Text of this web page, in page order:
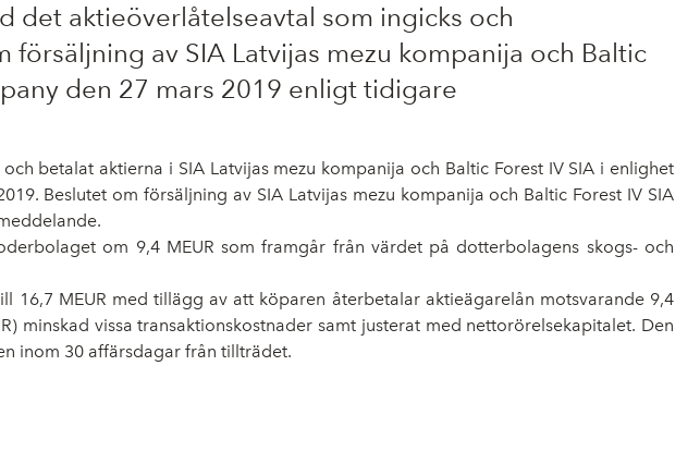
det aktieöverlåtelseavtal som ingicks och
av SIA Latvijas mezu kompanija och Baltic
den 27 mars 2019 enligt tidigare
betalat aktierna i SIA Latvijas mezu kompanija och Baltic Forest IV SIA i enlighet
Beslutet om försäljning av SIA Latvijas mezu kompanija och Baltic Forest IV SIA
om 9,4 MEUR som framgår från värdet på dotterbolagens skogs- och
MEUR med tillägg av att köparen återbetalar aktieägarelån motsvarande 9,4
minskad vissa transaktionskostnader samt justerat med nettorörelsekapitalet. Den
inom 30 affärsdagar från tillträdet.